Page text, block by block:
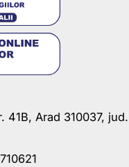
41B, Arad 310037, jud.